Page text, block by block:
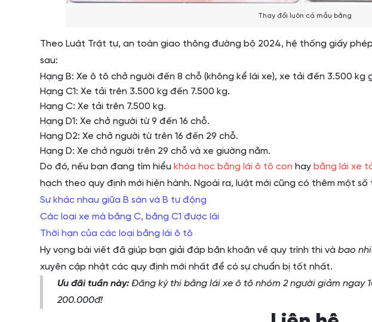
Thay đổi luôn cả mẫu bằng
Theo Luật Trật tự, an toàn giao thông đường bộ 2024, hệ thống giấy
sau:
Hạng B: Xe ô tô chở người đến 8 chỗ (không kể lái xe), xe tải đến 3.500 kg
Hạng C1: Xe tải trên 3.500 kg đến 7.500 kg.
Hạng C: Xe tải trên 7.500 kg.
Hạng D1: Xe chở người từ 9 đến 16 chỗ.
Hạng D2: Xe chở người từ trên 16 đến 29 chỗ.
Hạng D: Xe chở người trên 29 chỗ và xe giường nằm.
Do đó, nếu bạn đang tìm hiểu khóa học bằng lái ô tô con hay bằng lái xe
hạch theo quy định mới hiện hành. Ngoài ra, luật mới cũng có thêm một
Sự khác nhau giữa B sàn và B tự động
Các loại xe mà bằng C, bằng C1 được lái
Thời hạn của các loại bằng lái ô tô
Hy vọng bài viết đã giúp bạn giải đáp băn khoăn về quy trình thi và bao
xuyên cập nhật các quy định mới nhất để có sự chuẩn bị tốt nhất.
Ưu đãi tuần này: Đăng ký thi bằng lái xe ô tô nhóm 2 người giảm ngay
200.000đ!